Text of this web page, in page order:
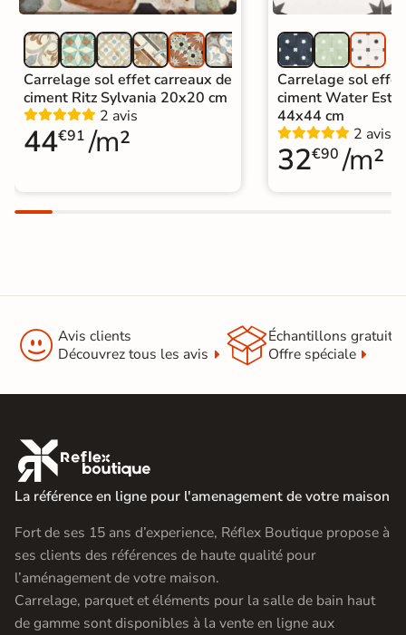
Carrelage sol effet carreaux de
ciment Ritz Sylvania 20x20 cm
2 avis
44€91 /m²
Carrelage sol
ciment Water
44x44 cm
2 avis
32€90 /m²
 Avis clients
Découvrez tous les avis
Échantillons gratuit
Offre spéciale

La référence en ligne pour l'amenagement de votre maison
Fort de ses 15 ans d’experience, Réflex Boutique propose à
ses clients des références de haute qualité pour
l’aménagement de votre maison.
Carrelage, parquet et éléments pour la salle de bain haut
de gamme sont disponibles à la vente en ligne aux